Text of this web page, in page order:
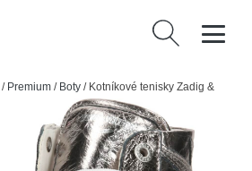
Vyhledávání
/ Premium / Boty / Kotníkové tenisky Zadig &